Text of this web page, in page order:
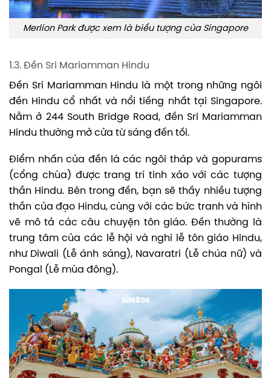
Merlion Park được xem là biểu tượng của Singapore
1.3. Đền Sri Mariamman Hindu
Đền Sri Mariamman Hindu là một trong những ngôi
đền Hindu cổ nhất và nổi tiếng nhất tại Singapore.
Nằm ở 244 South Bridge Road, đền Sri Mariamman
Hindu thường mở cửa từ sáng đến tối.
Điểm nhấn của đền là các ngôi tháp và gopurams
(cổng chùa) được trang trí tinh xảo với các tượng
thần Hindu. Bên trong đền, bạn sẽ thấy nhiều tượng
thần của đạo Hindu, cùng với các bức tranh và hình
vẽ mô tả các câu chuyện tôn giáo. Đền thường là
trung tâm của các lễ hội và nghi lễ tôn giáo Hindu,
như Diwali (Lễ ánh sáng), Navaratri (Lễ chúa nữ) và
Pongal (Lễ mùa đông).